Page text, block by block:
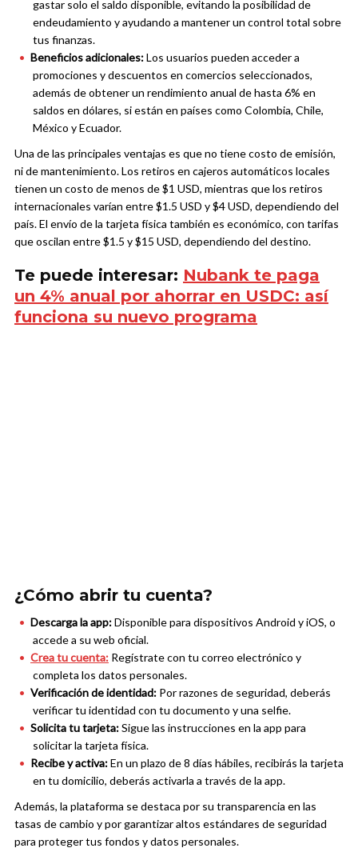
gastar solo el saldo disponible, evitando la posibilidad de
endeudamiento y ayudando a mantener un control total sobre
tus finanzas.
Beneficios adicionales:Los usuarios pueden acceder a
promociones y descuentos en comercios seleccionados,
además de obtener un rendimiento anual de hasta 6% en
saldos en dólares, si están en países como Colombia, Chile,
México y Ecuador.
Una de las principales ventajas es que no tiene costo de emisión,
ni de mantenimiento. Los retiros en cajeros automáticos locales
tienen un costo de menos de $1 USD, mientras que los retiros
internacionales varían entre $1.5 USD y $4 USD, dependiendo del
país. El envío de la tarjeta física también es económico, con tarifas
que oscilan entre $1.5 y $15 USD, dependiendo del destino.
Te puede interesar: Nubank te paga
un 4% anual por ahorrar en USDC: así
funciona su nuevo programa
¿Cómo abrir tu cuenta?
Descarga la app:Disponible para dispositivos Android y iOS, o
accede a su web oficial.
Crea tu cuenta: Regístrate con tu correo electrónico y
completa los datos personales.
Verificación de identidad: Por razones de seguridad, deberás
verificar tu identidad con tu documento y una selfie.
Solicita tu tarjeta:Sigue las instrucciones en la app para
solicitar la tarjeta física.
Recibe y activa:En un plazo de 8 días hábiles, recibirás la tarjeta
en tu domicilio, deberás activarla a través de la app.
Además, la plataforma se destaca por su transparencia en las
tasas de cambio y por garantizar altos estándares de seguridad
para proteger tus fondos y datos personales.